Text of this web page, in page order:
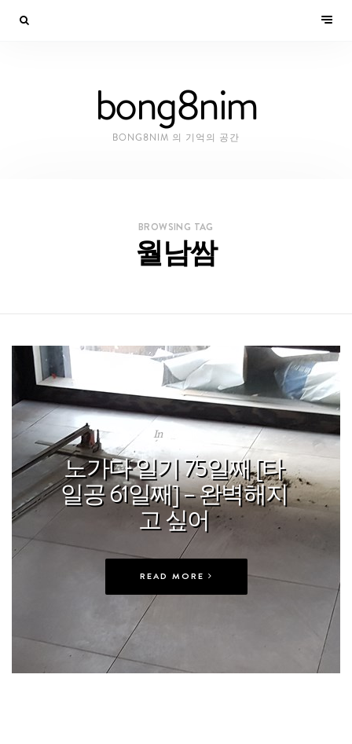
bong8nim
BONG8NIM 의 기억의 공간
BROWSING TAG
월남쌈
In
노가다 일기 75일째 [타
일공 61일째] – 완벽해지
고 싶어
READ MORE